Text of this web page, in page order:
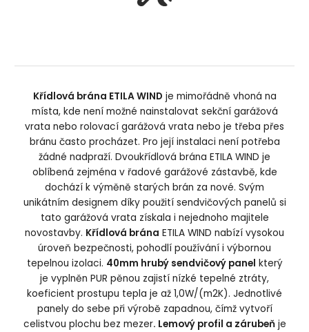
Křídlová brána ETILA WIND je mimořádně vhoná na
místa, kde není možné nainstalovat sekční garážová
vrata nebo rolovací garážová vrata nebo je třeba přes
bránu často procházet. Pro její instalaci není potřeba
žádné nadpraží. Dvoukřídlová brána ETILA WIND je
oblíbená zejména v řadové garážové zástavbě, kde
dochází k výměně starých brán za nové. Svým
unikátním designem díky použití sendvičových panelů si
tato garážová vrata získala i nejednoho majitele
novostavby. Křídlová brána ETILA WIND nabízí vysokou
úroveň bezpečnosti, pohodlí používání i výbornou
tepelnou izolaci. 40mm hrubý sendvičový panel který
je vyplněn PUR pěnou zajistí nízké tepelné ztráty,
koeficient prostupu tepla je až 1,0W/(m2K). Jednotlivé
panely do sebe při výrobě zapadnou, čímž vytvoří
celistvou plochu bez mezer. Lemový profil a zárubeňje